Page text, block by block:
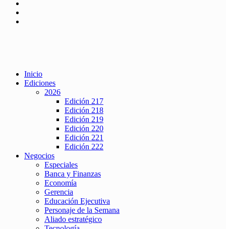
Inicio
Ediciones
2026
Edición 217
Edición 218
Edición 219
Edición 220
Edición 221
Edición 222
Negocios
Especiales
Banca y Finanzas
Economía
Gerencia
Educación Ejecutiva
Personaje de la Semana
Aliado estratégico